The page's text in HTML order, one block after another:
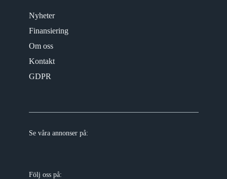
Nyheter
Finansiering
Om oss
Kontakt
GDPR
Se våra annonser på:
Följ oss på: